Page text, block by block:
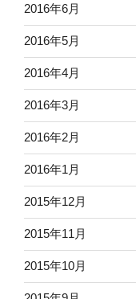
2016年6月
2016年5月
2016年4月
2016年3月
2016年2月
2016年1月
2015年12月
2015年11月
2015年10月